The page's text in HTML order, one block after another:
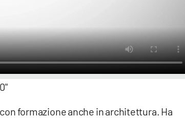
formazione anche in architettura. Ha